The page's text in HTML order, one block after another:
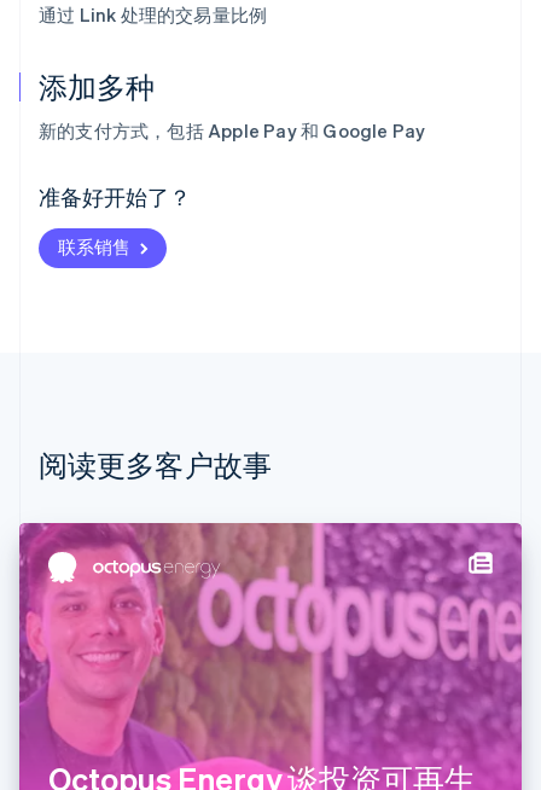
通过 Link 处理的交易量比例
添加多种
新的支付方式，包括 Apple Pay 和 Google Pay
准备好开始了？
联系销售
阅读更多客户故事
Octopus Energy 谈投资可再生
阿联酋
爱尔兰
爱沙尼亚
English
奥地利
Deutsch English
Nederlands Français Deutsch
波兰
丹麦
English
德国
DeutschEnglish
法国
FrançaisEnglish
芬兰
EnglishSvenska
Nederlands English
加拿大